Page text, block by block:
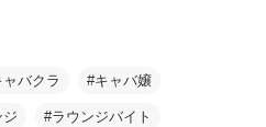
ャバクラ #キャバ嬢
#ラウンジバイト